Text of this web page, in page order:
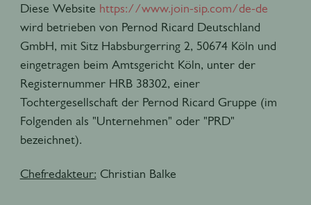
Diese Website https://www.join-sip.com/de-de
wird betrieben von Pernod Ricard Deutschland
GmbH, mit Sitz Habsburgerring 2, 50674 Köln und
eingetragen beim Amtsgericht Köln, unter der
Registernummer HRB 38302, einer
Tochtergesellschaft der Pernod Ricard Gruppe (im
Folgenden als "Unternehmen" oder "PRD"
bezeichnet).
Chefredakteur: Christian Balke